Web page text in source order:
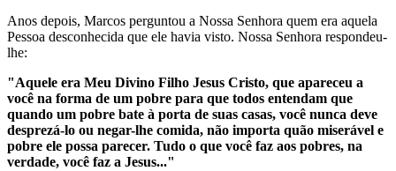
Anos depois, Marcos perguntou a Nossa Senhora quem era aquela
Pessoa desconhecida que ele havia visto. Nossa Senhora respondeu-
lhe:
"Aquele era Meu Divino Filho Jesus Cristo, que apareceu a
você na forma de um pobre para que todos entendam que
quando um pobre bate à porta de suas casas, você nunca deve
desprezá-lo ou negar-lhe comida, não importa quão miserável e
pobre ele possa parecer. Tudo o que você faz aos pobres, na
verdade, você faz a Jesus..."